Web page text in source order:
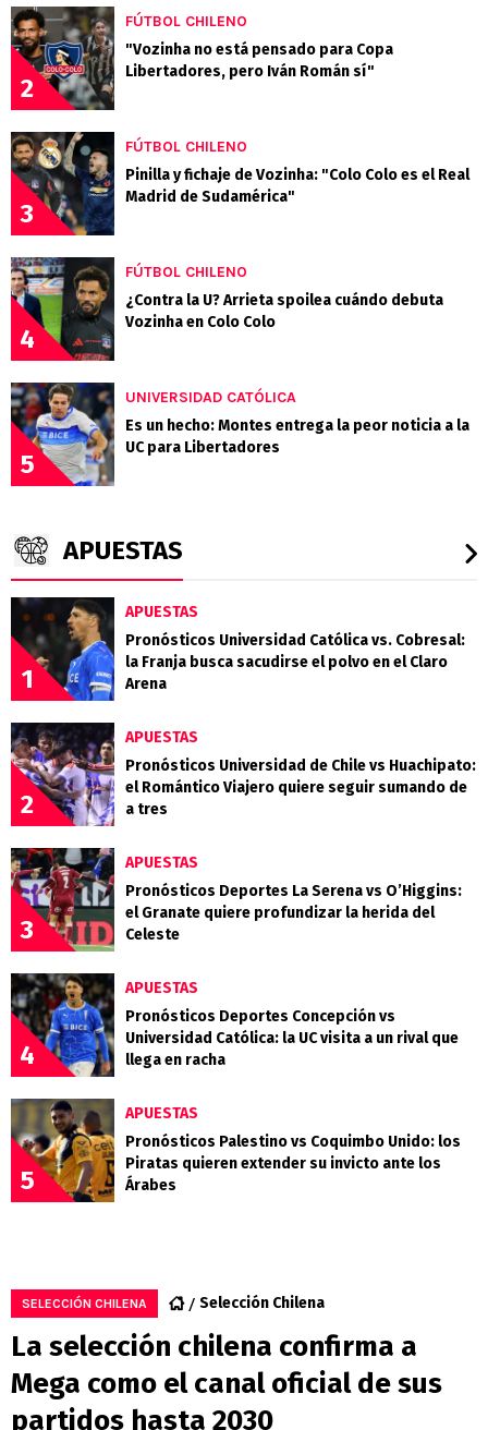
2
FÚTBOL CHILENO
"Vozinha no está pensado para Copa
Libertadores, pero Iván Román sí"
3
FÚTBOL CHILENO
Pinilla y fichaje de Vozinha: "Colo Colo es el Real
Madrid de Sudamérica"
4
FÚTBOL CHILENO
¿Contra la U? Arrieta spoilea cuándo debuta
Vozinha en Colo Colo
5
UNIVERSIDAD CATÓLICA
Es un hecho: Montes entrega la peor noticia a la
UC para Libertadores
APUESTAS
1
APUESTAS
Pronósticos Universidad Católica vs. Cobresal:
la Franja busca sacudirse el polvo en el Claro
Arena
2
APUESTAS
Pronósticos Universidad de Chile vs Huachipato:
el Romántico Viajero quiere seguir sumando de
a tres
3
APUESTAS
Pronósticos Deportes La Serena vs O’Higgins:
el Granate quiere profundizar la herida del
Celeste
4
APUESTAS
Pronósticos Deportes Concepción vs
Universidad Católica: la UC visita a un rival que
llega en racha
5
APUESTAS
Pronósticos Palestino vs Coquimbo Unido: los
Piratas quieren extender su invicto ante los
Árabes
SELECCIÓN CHILENA Selección Chilena
La selección chilena confirma a
Mega como el canal oficial de sus
partidos hasta 2030